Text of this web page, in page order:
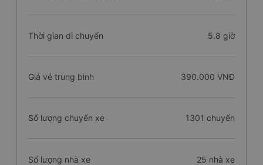
Thời gian di chuyển 5.8 giờ
Giá vé trung bình 390.000 VNĐ
Số lượng chuyến xe 1301 chuyến
Số lượng nhà xe 25 nhà xe